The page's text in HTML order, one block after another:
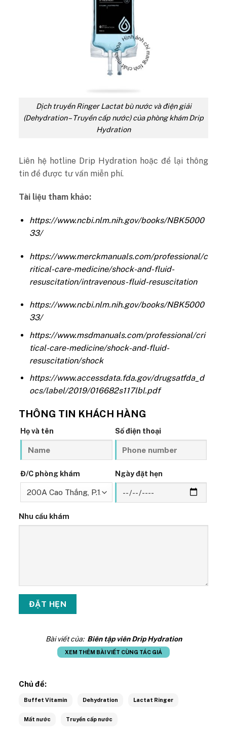
Dịch truyền Ringer Lactat bù nước và điện giải
(Dehydration – Truyền cấp nước) của phòng khám Drip
Hydration
Liên hệ hotline Drip Hydration hoặc để lại thông
tin để được tư vấn miễn phí.
Tài liệu tham khảo:
https://www.ncbi.nlm.nih.gov/books/NBK5000
33/
https://www.merckmanuals.com/professional/c
ritical-care-medicine/shock-and-fluid-
resuscitation/intravenous-fluid-resuscitation
https://www.ncbi.nlm.nih.gov/books/NBK5000
33/
https://www.msdmanuals.com/professional/cri
tical-care-medicine/shock-and-fluid-
resuscitation/shock
https://www.accessdata.fda.gov/drugsatfda_d
ocs/label/2019/016682s117lbl.pdf
THÔNG TIN KHÁCH HÀNG
Họ và tên Số điện thoại
Đ/C phòng khám Ngày đặt hẹn
Nhu cầu khám
Bài viết của: Biên tập viên Drip Hydration
XEM THÊM BÀI VIẾT CÙNG TÁC GIẢ
Chủ đề:
Buffet Vitamin Dehydration Lactat Ringer
Mất nước Truyền cấp nước